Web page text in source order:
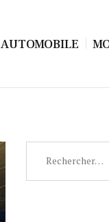
AUTOMOBILE